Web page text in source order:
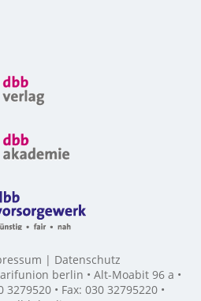
Datenschutz
berlin • Alt-Moabit 96 a •
• Fax: 030 32795220 •